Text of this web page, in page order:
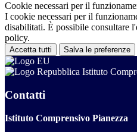
Cookie necessari per il
I cookie necessari per il
disabilitati. È possibile consultare
policy.
Accetta tutti Salva le preferenze
Istituto
Contatti
Istituto Comprensivo Pianezza